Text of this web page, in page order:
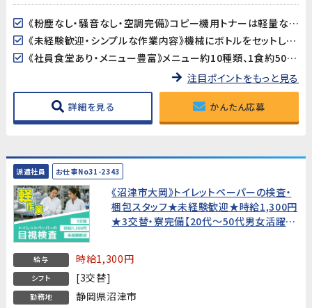
《粉塵なし・騒音なし・空調完備》コピー機用トナーは軽量な粉末製品。重量物の取り扱いがなく、空調の効いた屋内での作業なので、季節を問わず快適に働けます。
《未経験歓迎・シンプルな作業内容》機械にボトルをセットして操作するだけのシンプルな作業です。資格・経験は一切不要なので、工場勤務が初めての方でも安心です。
《社員食堂あり・メニュー豊富》メニュー約10種類、1食約500円とお手頃価格。お昼の準備が不要で、毎日の食事もラクラクです。
注目ポイントをもっと見る
詳細を見る かんたん応募
派遣社員 お仕事No31-2343
《沼津市大岡》トイレットペーパーの検査・
梱包スタッフ★未経験歓迎★時給1,300円
★3交替・寮完備【20代〜50代男女活躍
給与 時給1,300円
シフト [3交替]
勤務地 静岡県沼津市